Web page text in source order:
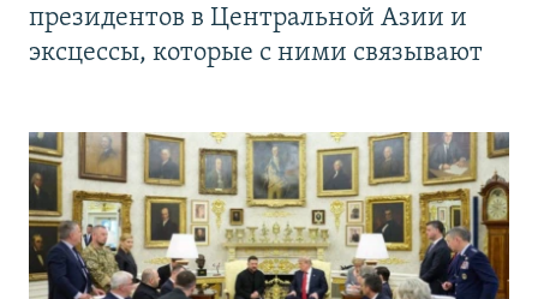
президентов в Центральной Азии и
эксцессы, которые с ними связывают